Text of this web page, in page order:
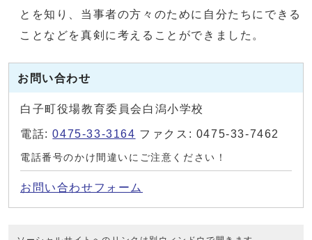
とを知り、当事者の方々のために自分たちにできる
ことなどを真剣に考えることができました。
お問い合わせ
白子町役場教育委員会白潟小学校
電話:0475-33-3164 ファクス: 0475-33-7462
電話番号のかけ間違いにご注意ください！
お問い合わせフォーム